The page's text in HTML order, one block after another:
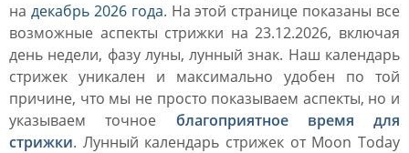
на декабрь 2026 года. На этой странице показаны все
возможные аспекты стрижки на 23.12.2026, включая
день недели, фазу луны, лунный знак. Наш календарь
стрижек уникален и максимально удобен по той
причине, что мы не просто показываем аспекты, но и
указываем точное благоприятное время для
стрижки. Лунный календарь стрижек от Moon Today